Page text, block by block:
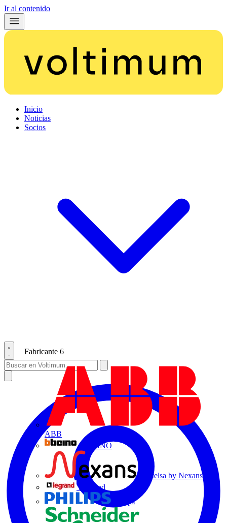
Ir al contenido
Inicio
Noticias
Socios
Fabricante 6
ABB
BTICINO
Centelsa by Nexans
Legrand
Philips